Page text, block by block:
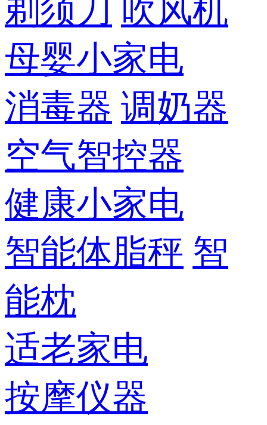
剃须刀 吹风机
母婴小家电
消毒器 调奶器
空气智控器
健康小家电
智能体脂秤 智
能枕
适老家电
按摩仪器